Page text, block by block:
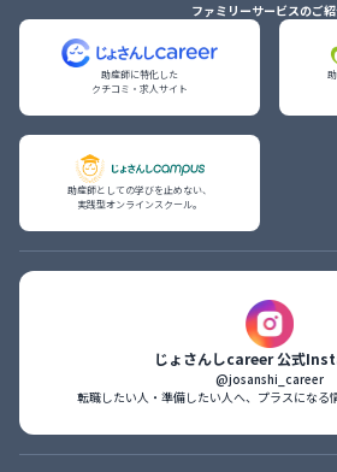
ファミリーサービスのご
助産師に特化した
クチコミ・求人サイト
助産師としての学びを止めない、
実践型オンラインスクール。
じょさんしcareer 公式
@josanshi_career
転職したい人・準備したい人へ、プラスになる